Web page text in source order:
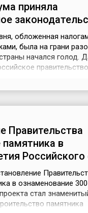
приняла
обложенная
была на грани
начался голод.
правительство
Пет...
Правительства
в
в ознаменование
стал
памятника